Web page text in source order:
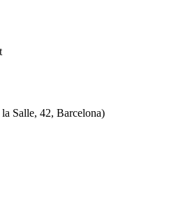
Salle, 42, Barcelona)